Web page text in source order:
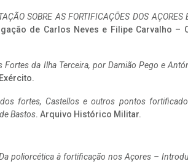
SOBRE AS FORTIFICAÇÕES DOS AÇORES
de Carlos Neves e Filipe Carvalho –
Fortes da Ilha Terceira, por Damião Pego e
dos fortes, Castellos e outros pontos
Bastos. Arquivo Histórico Militar.
poliorcética à fortificação nos Açores –